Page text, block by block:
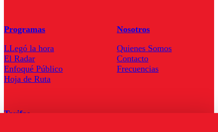
Programas
LLegó la hora
El Radar
Enfoqué Público
Hoja de Ruta
Nosotros
Quienes Somos
Contacto
Frecuencias
Tarifas